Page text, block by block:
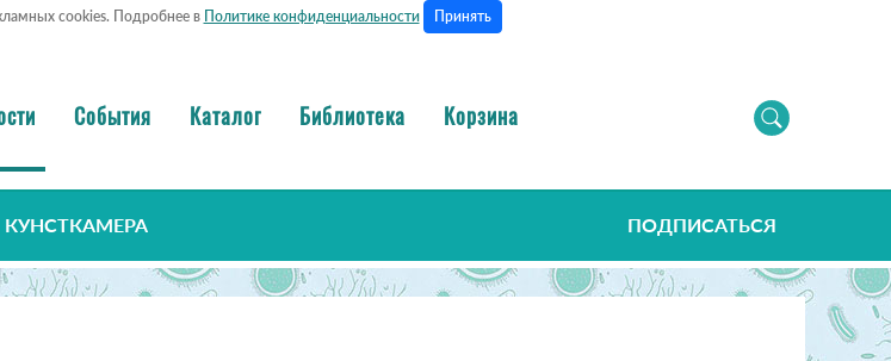
cookies. Подробнее в Политике конфиденциальности Принять
События Каталог Библиотека Корзина
КУНСТКАМЕРА ПОДПИСАТЬСЯ